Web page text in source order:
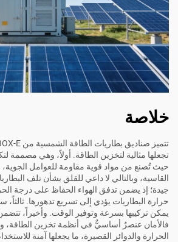
خلاصة
تجعلها مثالية لتخزين الطاقة. أولاً، وهي مصممة
حيث تُصنع من مواد قوية مقاومة للعوامل
القاسية، وبالتالي لا داعي للقلق بشأن تلف
جيدة؛ إذ يضمن تدفق الهواء الحفاظ على درجة
حرارة البطاريات يؤدي إلى تسريع تدهورها. ثالثاً،
يمكن تركيبها بسرعة وتوفير الوقت. وأخيراً،
فالأمان عنصرٌ أساسيٌّ في أنظمة تخزين الطاقة،
الحرارة والدوائر القصيرة، ما يجعلها آمنة